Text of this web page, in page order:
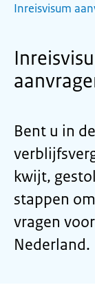
Inreisvisum
Bent u in
kwijt,
stappen
vragen
Nederland.